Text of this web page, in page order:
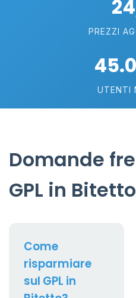
PREZZI
UTENTI
Domande
GPL in Bitetto
Come
risparmiare
sul GPL in